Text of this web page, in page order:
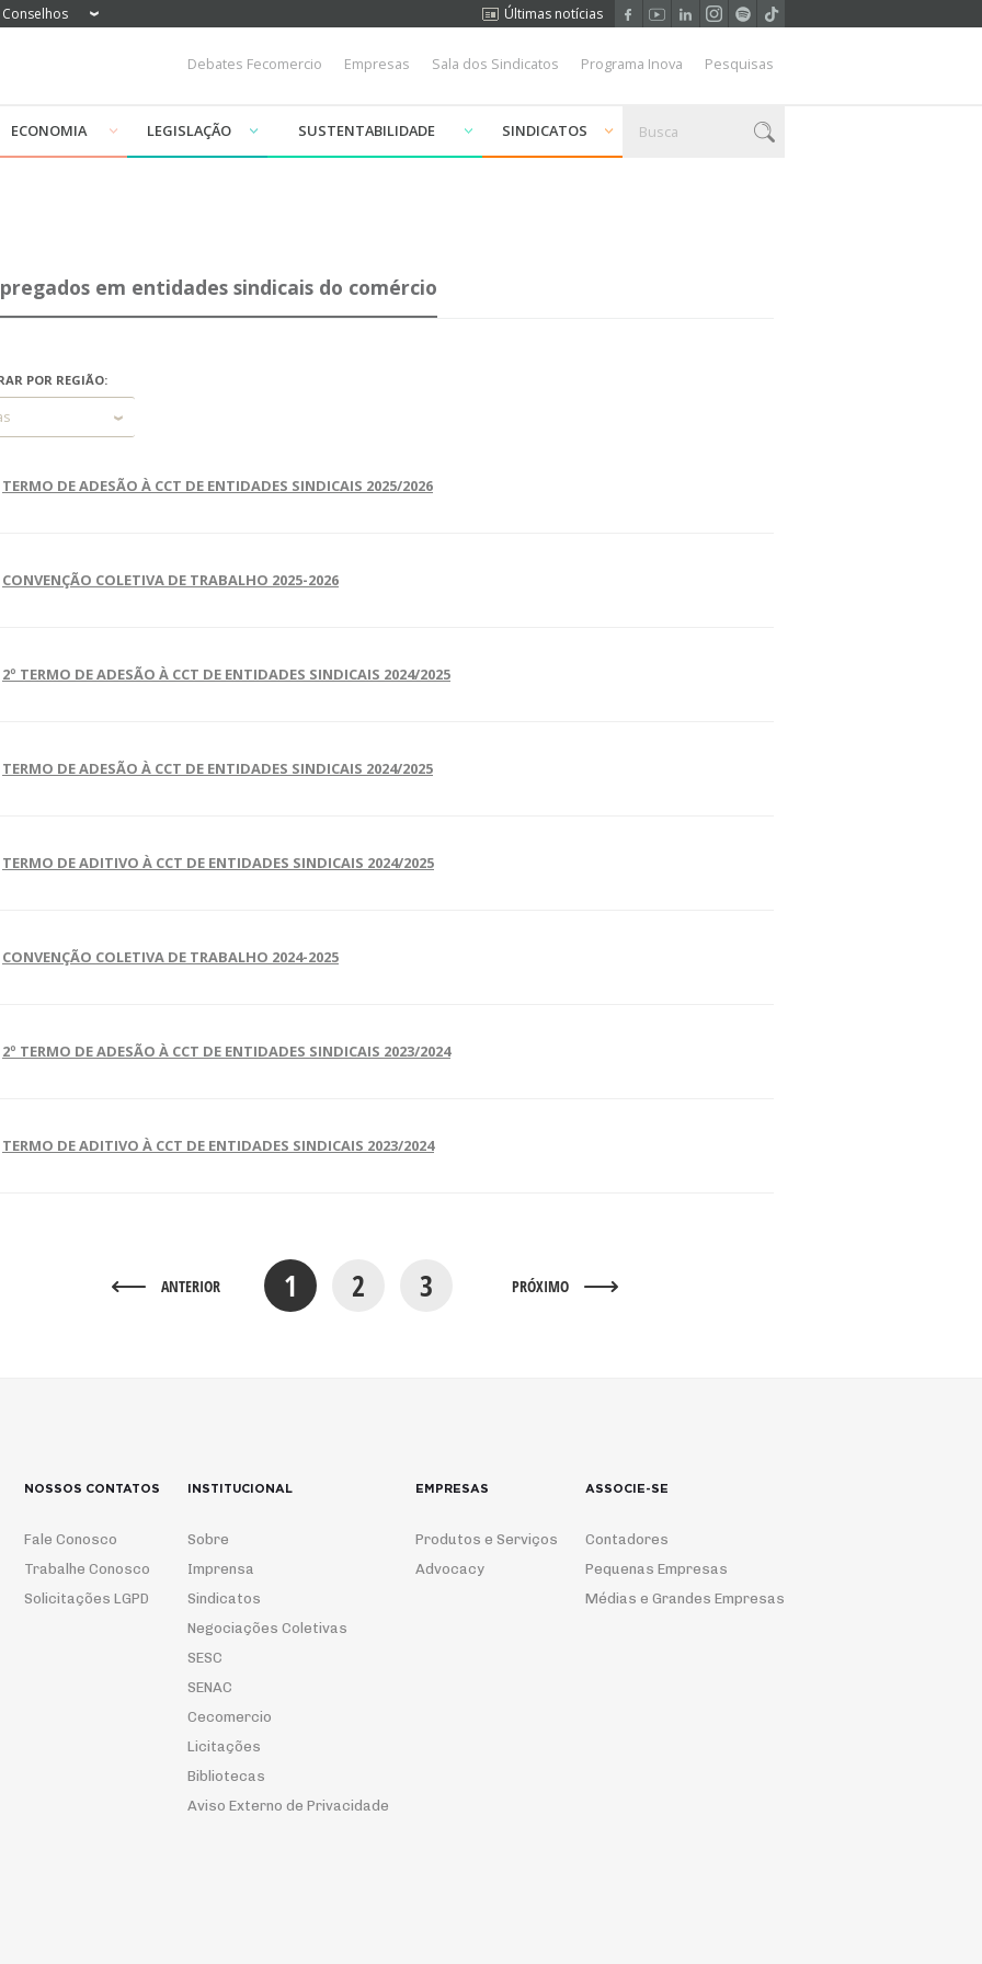
Conselhos Últimas notícias
Debates Fecomercio Empresas Sala dos Sindicatos Programa Inova Pesquisas
ECONOMIA LEGISLAÇÃO SUSTENTABILIDADE SINDICATOS
em entidades sindicais do comércio
POR REGIÃO:
TERMO DE ADESÃO À CCT DE ENTIDADES SINDICAIS 2025/2026
CONVENÇÃO COLETIVA DE TRABALHO 2025-2026
2º TERMO DE ADESÃO À CCT DE ENTIDADES SINDICAIS 2024/2025
TERMO DE ADESÃO À CCT DE ENTIDADES SINDICAIS 2024/2025
TERMO DE ADITIVO À CCT DE ENTIDADES SINDICAIS 2024/2025
CONVENÇÃO COLETIVA DE TRABALHO 2024-2025
2º TERMO DE ADESÃO À CCT DE ENTIDADES SINDICAIS 2023/2024
TERMO DE ADITIVO À CCT DE ENTIDADES SINDICAIS 2023/2024
ANTERIOR 1 2 3 PRÓXIMO
NOSSOS CONTATOS
Fale Conosco
Trabalhe Conosco
Solicitações LGPD
INSTITUCIONAL
Sobre
Imprensa
Sindicatos
Negociações Coletivas
SESC
SENAC
Cecomercio
Licitações
Bibliotecas
Aviso Externo de Privacidade
EMPRESAS
Produtos e Serviços
Advocacy
ASSOCIE-SE
Contadores
Pequenas Empresas
Médias e Grandes Empresas